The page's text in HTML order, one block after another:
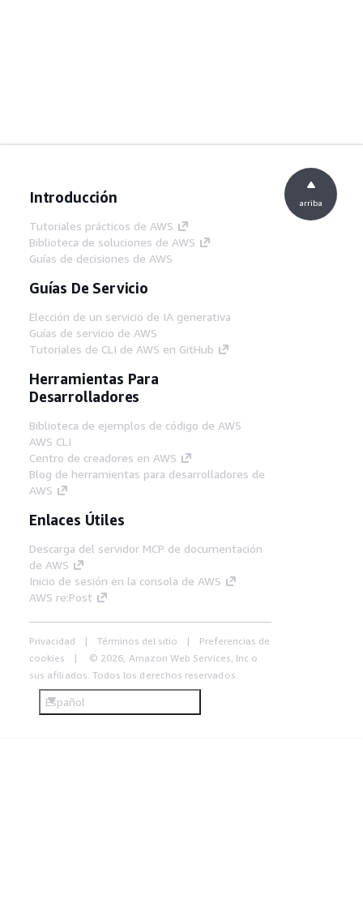
Introducción
Tutoriales prácticos de AWS
Biblioteca de soluciones de AWS
Guías de decisiones de AWS
Guías De Servicio
Elección de un servicio de IA generativa
Guías de servicio de AWS
Tutoriales de CLI de AWS en GitHub
Herramientas Para
Desarrolladores
Biblioteca de ejemplos de código de AWS
AWS CLI
Centro de creadores en AWS
Blog de herramientas para desarrolladores de
AWS
Enlaces Útiles
Descarga del servidor MCP de documentación
de AWS
Inicio de sesión en la consola de AWS
AWS re:Post
Privacidad Términos del sitio
Preferencias de
cookies
© 2026, Amazon Web Services, Inc o
sus afiliados. Todos los derechos reservados.
Español
arriba